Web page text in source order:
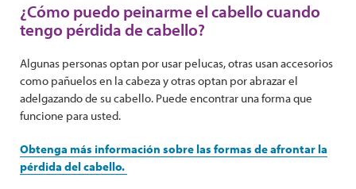
¿Cómo puedo peinarme el cabello cuando
tengo pérdida de cabello?
Algunas personas optan por usar pelucas, otras usan accesorios
como pañuelos en la cabeza y otras optan por abrazar el
adelgazando de su cabello. Puede encontrar una forma que
funcione para usted.
Obtenga más información sobre las formas de afrontar la
pérdida del cabello.